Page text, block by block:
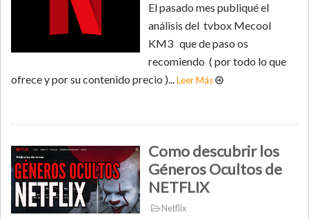
El pasado mes publiqué el
análisis del tvbox Mecool
KM3 que de paso os
recomiendo ( por todo lo que
ofrece y por su contenido precio )...Leer Más
Como descubrir los
Géneros Ocultos de
NETFLIX
Netflix